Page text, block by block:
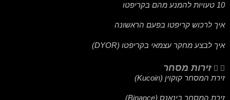
10 טעויות להמנע מהם בקריפטו
איך לרכוש קריפטו בפעם הראשונה
איך לבצע מחקר עצמאי בקריפטו (DYOR)
זירות מסחר
זירת המסחר קוקוין (Kucoin)
זירת המסחר בינאנס (Binance)